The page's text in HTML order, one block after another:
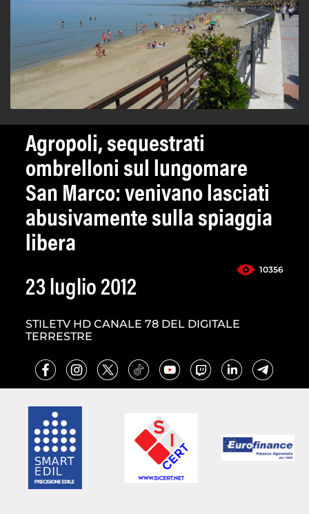
Agropoli, sequestrati
ombrelloni sul lungomare
San Marco: venivano lasciati
abusivamente sulla spiaggia
libera
10356
23 luglio 2012
STILETV HD CANALE 78 DEL DIGITALE
TERRESTRE